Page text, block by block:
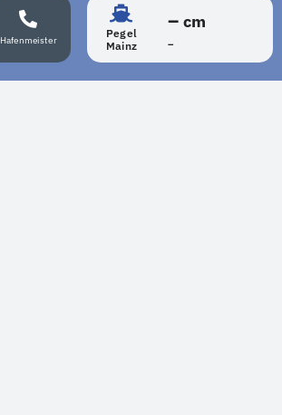
Hafenmeister
Pegel
Mainz
– cm
–